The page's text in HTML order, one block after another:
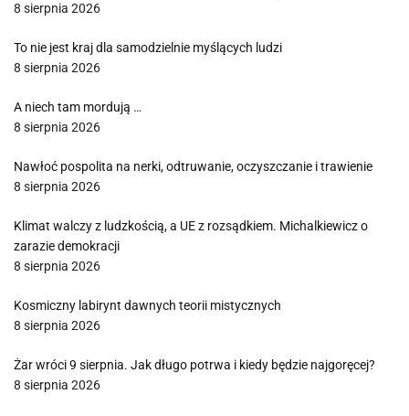
8 sierpnia 2026
To nie jest kraj dla samodzielnie myślących ludzi
8 sierpnia 2026
A niech tam mordują …
8 sierpnia 2026
Nawłoć pospolita na nerki, odtruwanie, oczyszczanie i trawienie
8 sierpnia 2026
Klimat walczy z ludzkością, a UE z rozsądkiem. Michalkiewicz o
zarazie demokracji
8 sierpnia 2026
Kosmiczny labirynt dawnych teorii mistycznych
8 sierpnia 2026
Żar wróci 9 sierpnia. Jak długo potrwa i kiedy będzie najgoręcej?
8 sierpnia 2026